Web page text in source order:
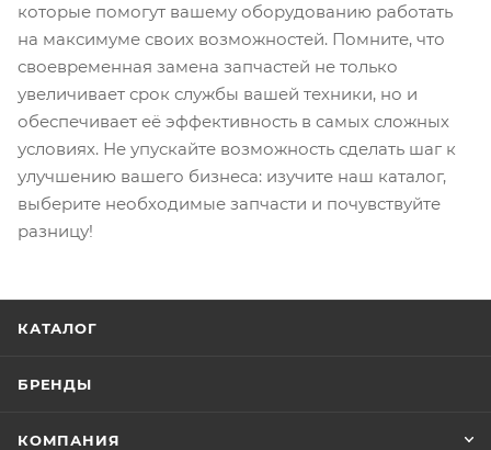
которые помогут вашему оборудованию работать
на максимуме своих возможностей. Помните, что
своевременная замена запчастей не только
увеличивает срок службы вашей техники, но и
обеспечивает её эффективность в самых сложных
условиях. Не упускайте возможность сделать шаг к
улучшению вашего бизнеса: изучите наш каталог,
выберите необходимые запчасти и почувствуйте
разницу!
КАТАЛОГ
БРЕНДЫ
КОМПАНИЯ